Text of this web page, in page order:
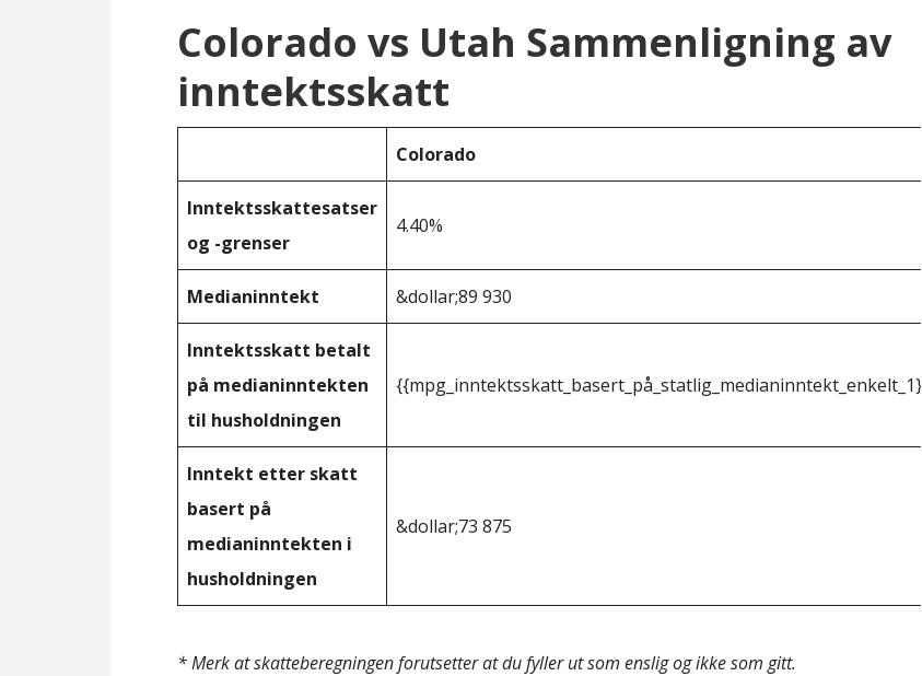
Colorado vs Utah Sammenligning av
inntektsskatt
Colorado
Inntektsskattesatser
og -grenser
4.40%
Medianinntekt &dollar;89 930
Inntektsskatt betalt
på medianinntekten
til husholdningen
{{mpg_inntektsskatt_basert_på_statlig_medianinntekt_enkelt_1}}
Inntekt etter skatt
basert på
medianinntekten i
husholdningen
&dollar;73 875
* Merk at skatteberegningen forutsetter at du fyller ut som enslig og ikke som gitt.